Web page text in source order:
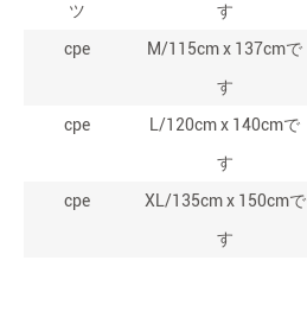
ツ
す
cpe
M/115cm x 137cmで
す
cpe
L/120cm x 140cmで
す
cpe
XL/135cm x 150cmで
す